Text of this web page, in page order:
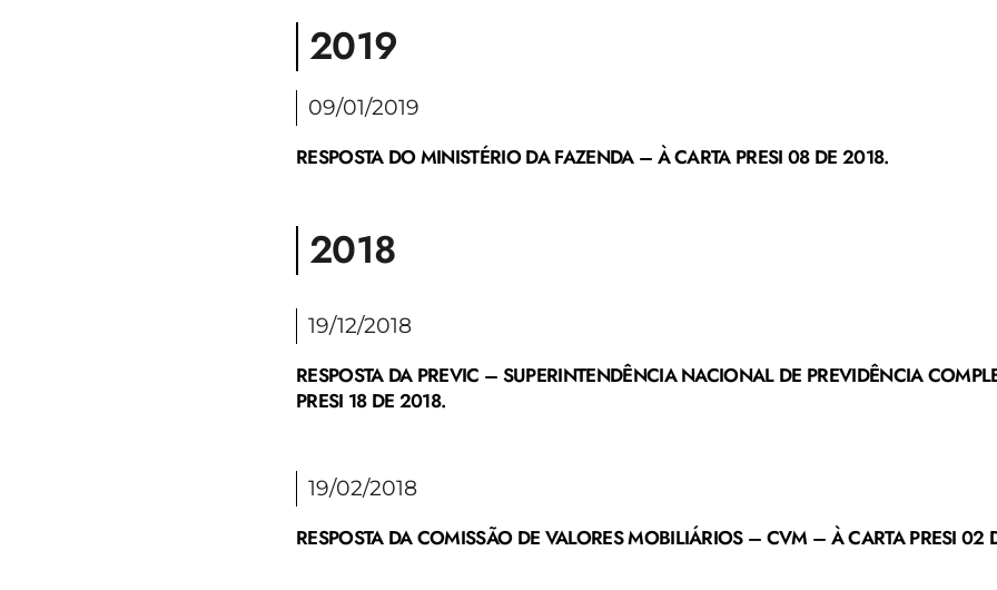
2019
09/01/2019
RESPOSTA DO MINISTÉRIO DA FAZENDA – À CARTA PRESI 08 DE 2018.
2018
19/12/2018
RESPOSTA DA PREVIC – SUPERINTENDÊNCIA NACIONAL DE PREVIDÊNCIA
PRESI 18 DE 2018.
19/02/2018
RESPOSTA DA COMISSÃO DE VALORES MOBILIÁRIOS – CVM – À CARTA PRESI 02